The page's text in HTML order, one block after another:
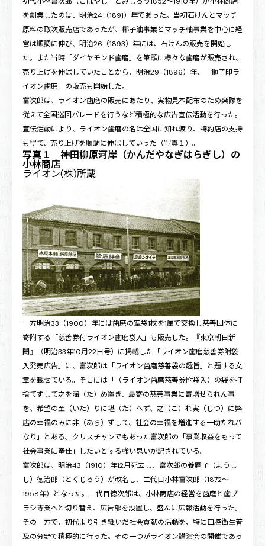
を創業したのは、明治24（1891）年であった。当初石けんとマッチ
原料の取次販売店であったが、椰子油事業とマッチ軸事業を中心に経
営は順調に伸び、明治26（1893）年には、石けんの販売を開始し
た。また当時「ダイヤモンド歯磨」を筆頭に様々な歯磨が販売され、
売り上げを伸ばしていたことから、明治29（1896）年、「獅子印ラ
イオン歯磨」の販売も開始した。
富次郎は、ライオン歯磨の販売にあたり、実物見本配布のため楽隊を
従えて全国巡回パレードを行うなど積極的な広告宣伝活動を行った。
宣伝活動により、ライオン歯磨の名は全国に知れ渡り、特約店の支持
も得て、売り上げを順調に伸ばしていった（写真１）。
写真１ 神田柳原河岸（かんだやなぎはらぎし）の
小林商店
ライオン(株)所蔵
一方明治33（1900）年には歯磨の空袋1枚を1厘で交換し慈善団体に
寄附する「慈善券付ライオン歯磨袋入」も販売した。『東京朝日新
聞』（明治33年10月22日号）に掲載した「ライオン歯磨慈善券附袋
入発売広告」に、富次郎は「ライオン歯磨慈善袋の趣旨」と題する文
章を載せている。そこには「（ライオン歯磨慈善券附袋入）の袋を打
捨てずして之を溜（た）め置き、最寄の慈善事業に寄贈せられん事
を、希望の至（いた）りに堪（た）へず、之（こ）れ実（じつ）に弊
店の幸福のみに非（あら）ずして、社会の幸福を増進する一助たれバ
なり」とある。クリスチャンでもあった富次郎の「事業収益をもって
社会事業に奉仕」したいとする強い思いが記されている。
富次郎は、明治43（1910）年12月死去し、富次郎の養嗣子（ようし
し）徳治郎（とくじろう）が改名し、二代目小林富次郎（1872〜
1958年）となった。二代目徳次郎は、小林商店の経営を歯磨と歯ブ
ラシ専業へと切り替え、広告部を設置し、盛んに広報活動を行った。
その一方で、初代より引き継いだ社会貢献の活動を、特に口腔衛生普
及の分野で積極的に行った。その一つがライオン講演会の開催であっ